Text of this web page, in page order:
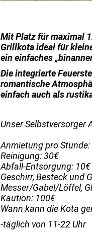
Mit Platz für maximal
Grillkota ideal für
ein einfaches
Die integrierte
romantische
einfach auch als
Unser Selbstversorger
Anmietung pro
Reinigung: 30€
Abfall-Entsorgung:
Geschirr, Besteck und
Messer/Gabel/Löffel,
Kaution: 100€
Wann kann die Kota
-täglich von 11-22 Uhr